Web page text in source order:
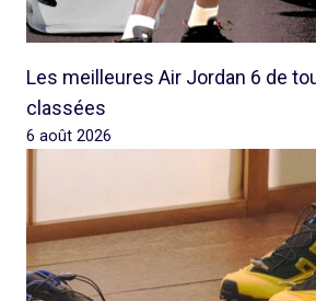
Les meilleures Air Jordan 6 de
classées
6 août 2026